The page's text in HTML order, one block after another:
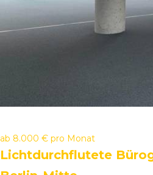
ab 8.000 € pro Monat
Lichtdurchflutete